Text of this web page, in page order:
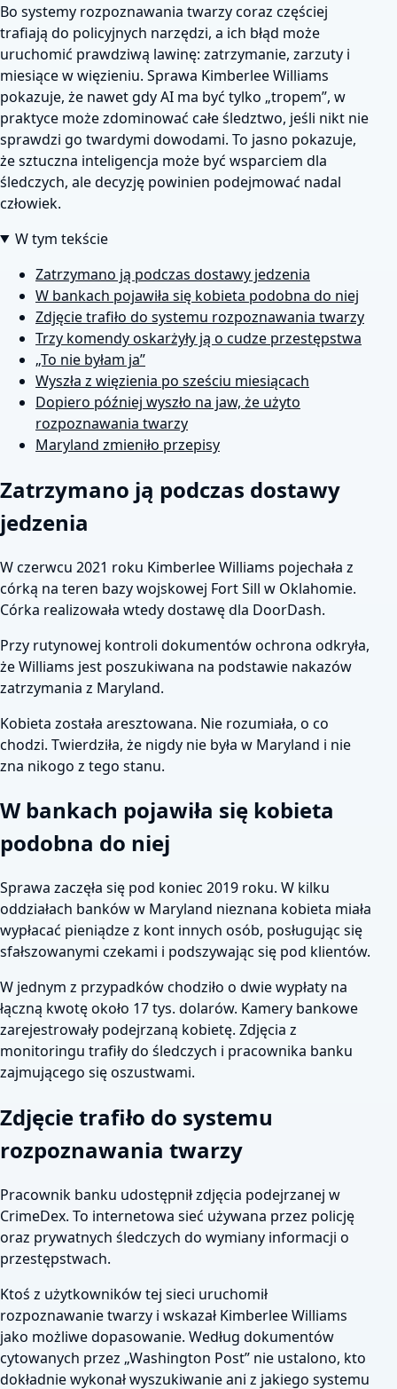
Bo systemy rozpoznawania twarzy coraz częściej
trafiają do policyjnych narzędzi, a ich błąd może
uruchomić prawdziwą lawinę: zatrzymanie, zarzuty i
miesiące w więzieniu. Sprawa Kimberlee Williams
pokazuje, że nawet gdy AI ma być tylko „tropem”, w
praktyce może zdominować całe śledztwo, jeśli nikt nie
sprawdzi go twardymi dowodami. To jasno pokazuje,
że sztuczna inteligencja może być wsparciem dla
śledczych, ale decyzję powinien podejmować nadal
człowiek.
W tym tekście
Zatrzymano ją podczas dostawy jedzenia
W bankach pojawiła się kobieta podobna do niej
Zdjęcie trafiło do systemu rozpoznawania twarzy
Trzy komendy oskarżyły ją o cudze przestępstwa
„To nie byłam ja”
Wyszła z więzienia po sześciu miesiącach
Dopiero później wyszło na jaw, że użyto
rozpoznawania twarzy
Maryland zmieniło przepisy
Zatrzymano ją podczas dostawy
jedzenia
W czerwcu 2021 roku Kimberlee Williams pojechała z
córką na teren bazy wojskowej Fort Sill w Oklahomie.
Córka realizowała wtedy dostawę dla DoorDash.
Przy rutynowej kontroli dokumentów ochrona odkryła,
że Williams jest poszukiwana na podstawie nakazów
zatrzymania z Maryland.
Kobieta została aresztowana. Nie rozumiała, o co
chodzi. Twierdziła, że nigdy nie była w Maryland i nie
zna nikogo z tego stanu.
W bankach pojawiła się kobieta
podobna do niej
Sprawa zaczęła się pod koniec 2019 roku. W kilku
oddziałach banków w Maryland nieznana kobieta miała
wypłacać pieniądze z kont innych osób, posługując się
sfałszowanymi czekami i podszywając się pod klientów.
W jednym z przypadków chodziło o dwie wypłaty na
łączną kwotę około 17 tys. dolarów. Kamery bankowe
zarejestrowały podejrzaną kobietę. Zdjęcia z
monitoringu trafiły do śledczych i pracownika banku
zajmującego się oszustwami.
Zdjęcie trafiło do systemu
rozpoznawania twarzy
Pracownik banku udostępnił zdjęcia podejrzanej w
CrimeDex. To internetowa sieć używana przez policję
oraz prywatnych śledczych do wymiany informacji o
przestępstwach.
Ktoś z użytkowników tej sieci uruchomił
rozpoznawanie twarzy i wskazał Kimberlee Williams
jako możliwe dopasowanie. Według dokumentów
cytowanych przez „Washington Post” nie ustalono, kto
dokładnie wykonał wyszukiwanie ani z jakiego systemu